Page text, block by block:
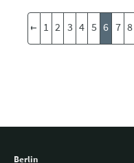
1 2 3 4 5 6 7 8
Berlin